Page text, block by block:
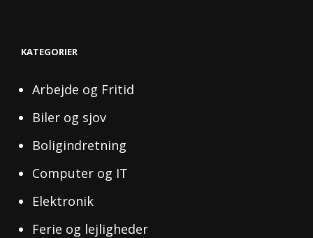
KATEGORIER
Arbejde og Fritid
Biler og sjov
Boligindretning
Computer og IT
Elektronik
Ferie og lejligheder